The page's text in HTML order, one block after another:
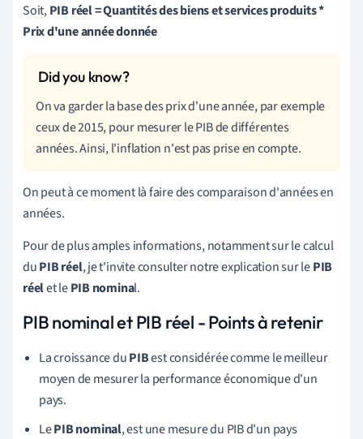
Soit,PIB réel = Quantités des biens et services produits *
Prix d'une année donnée
On va garder la base des prix d'une année, par exemple
ceux de 2015, pour mesurer le PIB de différentes
années. Ainsi, l'inflation n'est pas prise en compte.
On peut à ce moment là faire des comparaison d'années en
années.
Pour de plus amples informations, notamment sur le calcul
duPIB réel, je t'invite consulter notre explication sur lePIB
réelet lePIB nominal.
PIB nominal et PIB réel - Points à retenir
La croissance duPIBest considérée comme le meilleur
moyen de mesurer la performance économique d'un
pays.
LePIB nominal, est une mesure du PIB d'un pays